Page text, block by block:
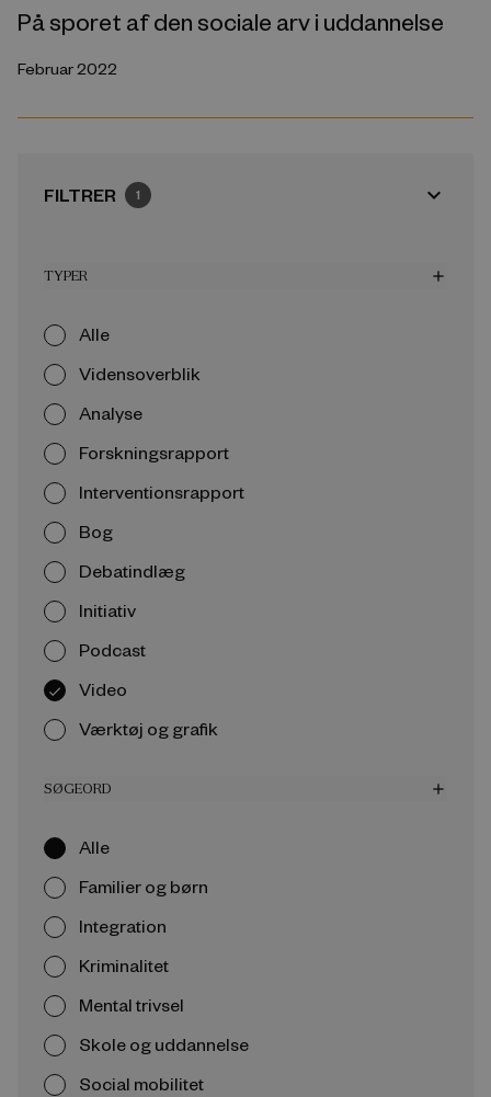
På sporet af den sociale arv i uddannelse
Februar 2022
FILTRER 1 expand_more
TYPER add
Alle
Vidensoverblik
Analyse
Forskningsrapport
Interventionsrapport
Bog
Debatindlæg
Initiativ
Podcast
Video
Værktøj og grafik
SØGEORD add
Alle
Familier og børn
Integration
Kriminalitet
Mental trivsel
Skole og uddannelse
Social mobilitet